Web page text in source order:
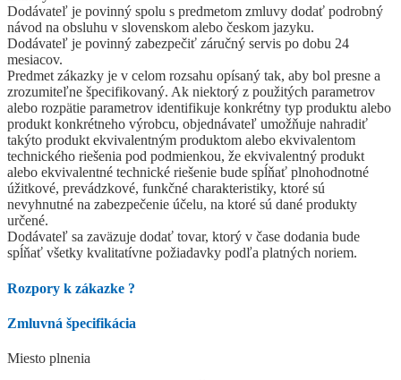
Dodávateľ je povinný spolu s predmetom zmluvy dodať podrobný
návod na obsluhu v slovenskom alebo českom jazyku.
Dodávateľ je povinný zabezpečiť záručný servis po dobu 24
mesiacov.
Predmet zákazky je v celom rozsahu opísaný tak, aby bol presne a
zrozumiteľne špecifikovaný. Ak niektorý z použitých parametrov
alebo rozpätie parametrov identifikuje konkrétny typ produktu alebo
produkt konkrétneho výrobcu, objednávateľ umožňuje nahradiť
takýto produkt ekvivalentným produktom alebo ekvivalentom
technického riešenia pod podmienkou, že ekvivalentný produkt
alebo ekvivalentné technické riešenie bude spĺňať plnohodnotné
úžitkové, prevádzkové, funkčné charakteristiky, ktoré sú
nevyhnutné na zabezpečenie účelu, na ktoré sú dané produkty
určené.
Dodávateľ sa zaväzuje dodať tovar, ktorý v čase dodania bude
spĺňať všetky kvalitatívne požiadavky podľa platných noriem.
Rozpory k zákazke ?
Zmluvná špecifikácia
Miesto plnenia